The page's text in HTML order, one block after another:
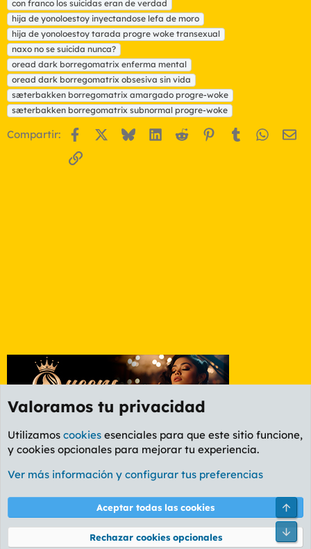
q
u
e
t
a
s
con franco los suicidas eran de verdad
hija de yonoloestoy inyectandose lefa de moro
hija de yonoloestoy tarada progre woke transexual
naxo no se suicida nunca?
oread dark borregomatrix enferma mental
oread dark borregomatrix obsesiva sin vida
sæterbakken borregomatrix amargado progre-woke
sæterbakken borregomatrix subnormal progre-woke
Compartir: Facebook BlueskyLinkedIn
Reddit Pinterest
Tumblr
Enlace
Foro General
Cookies
PL OLDSTYLE AMARILLO
Términos y reglas Política de privacidad Ayuda
Valoramos tu privacidad
Utilizamos cookies esenciales para que este sitio funcione,
y cookies opcionales para mejorar tu experiencia.
Ver más información y configurar tus preferencias
Aceptar todas las cookies
Rechazar cookies opcionales
Pie